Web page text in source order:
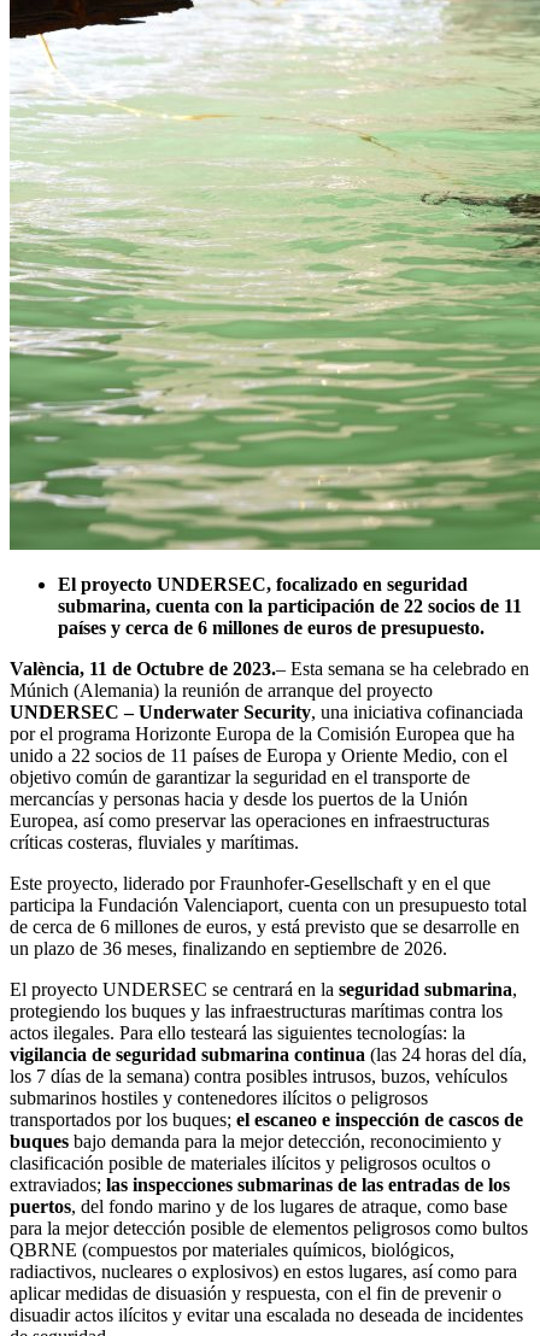
El proyecto UNDERSEC, focalizado en seguridad
submarina, cuenta con la participación de 22 socios de 11
países y cerca de 6 millones de euros de presupuesto.
València, 11 de Octubre de 2023.– Esta semana se ha celebrado en
Múnich (Alemania) la reunión de arranque del proyecto
UNDERSEC – Underwater Security, una iniciativa cofinanciada
por el programa Horizonte Europa de la Comisión Europea que ha
unido a 22 socios de 11 países de Europa y Oriente Medio, con el
objetivo común de garantizar la seguridad en el transporte de
mercancías y personas hacia y desde los puertos de la Unión
Europea, así como preservar las operaciones en infraestructuras
críticas costeras, fluviales y marítimas.
Este proyecto, liderado por Fraunhofer-Gesellschaft y en el que
participa la Fundación Valenciaport, cuenta con un presupuesto total
de cerca de 6 millones de euros, y está previsto que se desarrolle en
un plazo de 36 meses, finalizando en septiembre de 2026.
El proyecto UNDERSEC se centrará en la seguridad submarina,
protegiendo los buques y las infraestructuras marítimas contra los
actos ilegales. Para ello testeará las siguientes tecnologías: la
vigilancia de seguridad submarina continua (las 24 horas del día,
los 7 días de la semana) contra posibles intrusos, buzos, vehículos
submarinos hostiles y contenedores ilícitos o peligrosos
transportados por los buques; el escaneo e inspección de cascos de
buques bajo demanda para la mejor detección, reconocimiento y
clasificación posible de materiales ilícitos y peligrosos ocultos o
extraviados; las inspecciones submarinas de las entradas de los
puertos, del fondo marino y de los lugares de atraque, como base
para la mejor detección posible de elementos peligrosos como bultos
QBRNE (compuestos por materiales químicos, biológicos,
radiactivos, nucleares o explosivos) en estos lugares, así como para
aplicar medidas de disuasión y respuesta, con el fin de prevenir o
disuadir actos ilícitos y evitar una escalada no deseada de incidentes